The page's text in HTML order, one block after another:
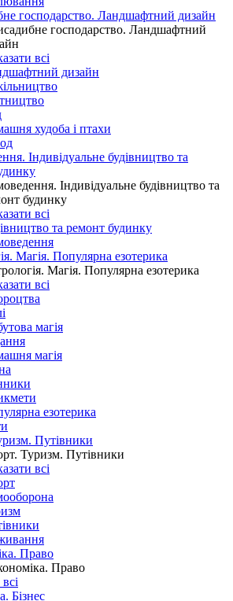
господарство. Ландшафтний дизайн
господарство. Ландшафтний
всі
дизайн
худоба і птахи
Індивідуальне будівництво та
Індивідуальне будівництво та
будинку
всі
та ремонт будинку
Магія. Популярна езотерика
Магія. Популярна езотерика
всі
магія
магія
езотерика
Путівники
Туризм. Путівники
всі
Право
Право
Бізнес